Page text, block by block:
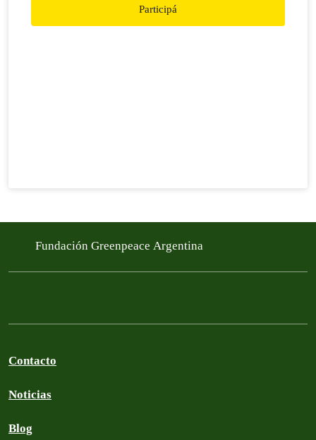
Participá
Fundación Greenpeace Argentina
Contacto
Noticias
Blog